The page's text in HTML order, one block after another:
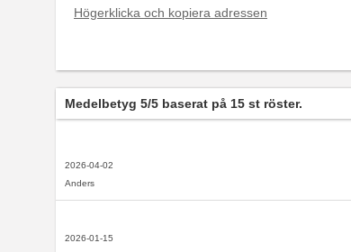
Högerklicka och kopiera adressen
Medelbetyg 5/5 baserat på 15 st röster.
2026-04-02
Anders
2026-01-15